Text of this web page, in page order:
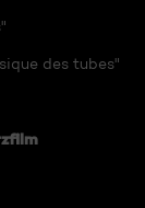
des tubes"